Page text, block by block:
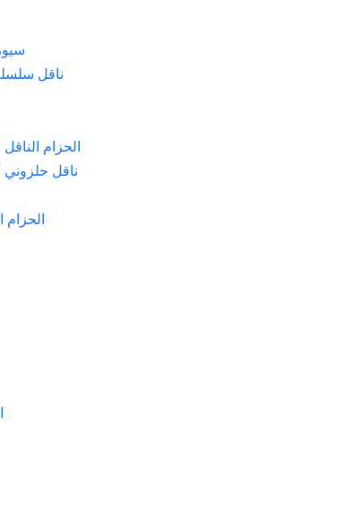
ناقل
الحزام الناقل
ناقل حلزوني
الحزام